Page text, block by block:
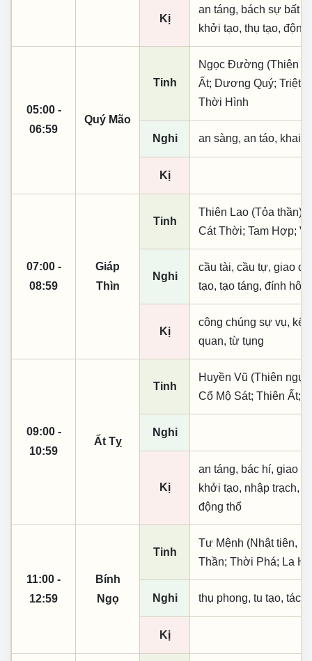
Kị
an táng, bách sự bất
khởi tạo, thụ tạo, động
05:00 -
06:59
Quý Mão
Tinh
Ngọc Đường (Thiên
Ất; Dương Quý; Triệt
Thời Hình
Nghi an sàng, an táo, khai
Kị
07:00 -
08:59
Giáp
Thìn
Tinh
Thiên Lao (Tỏa thần);
Cát Thời; Tam Hợp;
Nghi
cầu tài, cầu tự, giao
tạo, tạo táng, đính hôn
Kị
công chúng sự vụ, kết
quan, từ tụng
09:00 -
10:59
Ất Tỵ
Tinh
Huyền Vũ (Thiên
Cổ Mộ Sát; Thiên Ất;
Nghi
Kị
an táng, bác hí, giao
khởi tạo, nhập trạch,
động thổ
11:00 -
12:59
Bính
Ngọ
Tinh
Tư Mệnh (Nhật tiên,
Thần; Thời Phá; La
Nghi thụ phong, tu tạo, tác
Kị